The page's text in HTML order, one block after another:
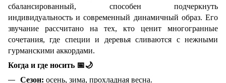
сбалансированный, способен подчеркнуть
индивидуальность и современный динамичный образ. Его
звучание рассчитано на тех, кто ценит многогранные
сочетания, где специи и деревья сливаются с нежными
гурманскими аккордами.
Когда и где носить 📅🌙
Сезон: осень, зима, прохладная весна.